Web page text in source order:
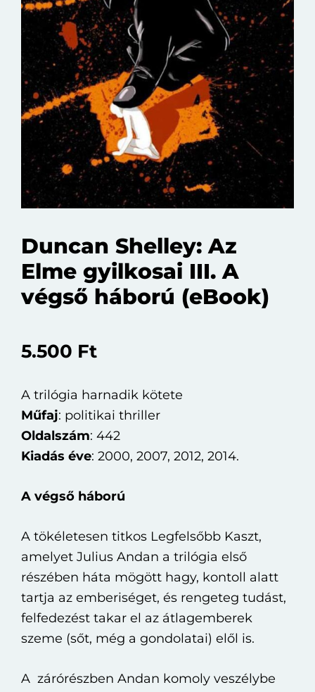
Duncan Shelley: Az
Elme gyilkosai III. A
végső háború (eBook)
5.500 Ft
A trilógia harnadik kötete
Műfaj: politikai thriller
Oldalszám: 442
Kiadás éve: 2000, 2007, 2012, 2014.
A végső háború
A tökéletesen titkos Legfelsőbb Kaszt,
amelyet Julius Andan a trilógia első
részében háta mögött hagy, kontoll alatt
tartja az emberiséget, és rengeteg tudást,
felfedezést takar el az átlagemberek
szeme (sőt, még a gondolatai) elől is.
A zárórészben Andan komoly veszélybe